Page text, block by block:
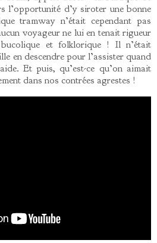
l’opportunité d’y siroter une bonne
tramway n’était cependant pas
voyageur ne lui en tenait rigueur
et folklorique ! Il n’était
en descendre pour l’assister quand
Et puis, qu’est-ce qu’on aimait
dans nos contrées agrestes !